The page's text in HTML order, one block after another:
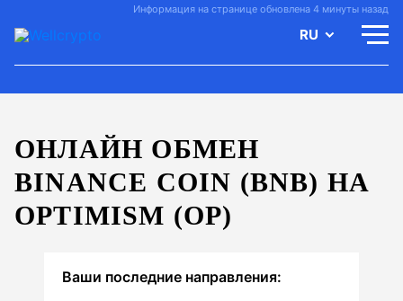
Информация на странице обновлена 4 минуты назад
RU
ОНЛАЙН ОБМЕН
BINANCE COIN (BNB) НА
OPTIMISM (OP)
Ваши последние направления: